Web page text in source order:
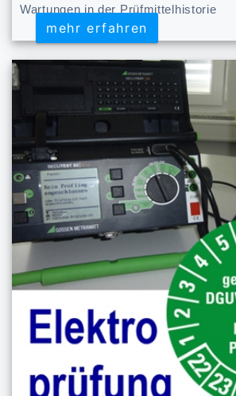
Wartungen in der Prüfmittelhistorie
mehr erfahren
mehr erfahren